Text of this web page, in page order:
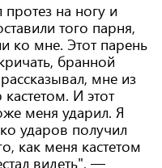
протез на ногу и
того парня,
ко мне. Этот парень
бранной
мне из
И этот
меня ударил. Я
ударов получил
как меня кастетом
видеть", —